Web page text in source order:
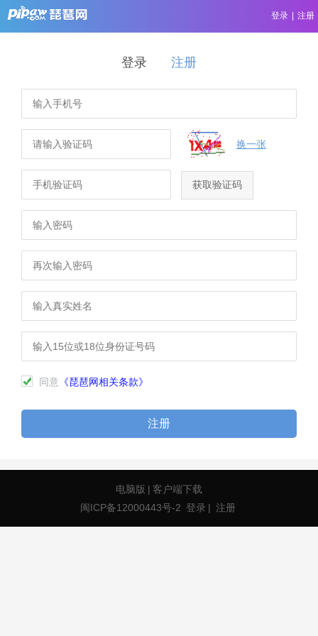
登录 注册
登录 注册
换一张
获取验证码
同意 《琵琶网相关条款》
注册
电脑版 | 客户端下载
闽ICP备12000443号-2 登录 | 注册